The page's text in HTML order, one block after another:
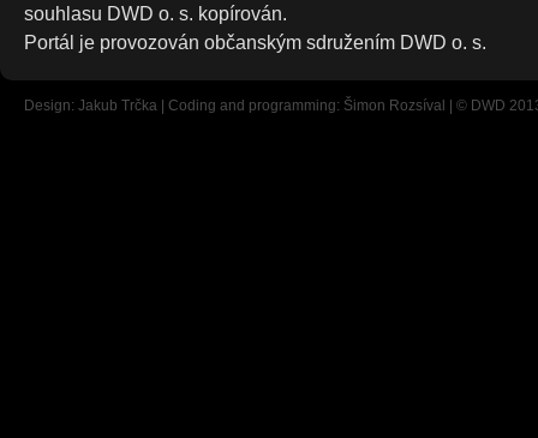
souhlasu DWD o. s. kopírován.
Portál je provozován občanským sdružením DWD o. s.
Design: Jakub Trčka | Coding and programming: Šimon Rozsíval | © DWD